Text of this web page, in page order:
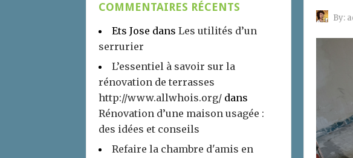
By:
COMMENTAIRES RÉCENTS
Ets Jose dans Les utilités d’un
serrurier
L’essentiel à savoir sur la
rénovation de terrasses
http://www.allwhois.org/ dans
Rénovation d’une maison usagée :
des idées et conseils
Refaire la chambre d'amis en